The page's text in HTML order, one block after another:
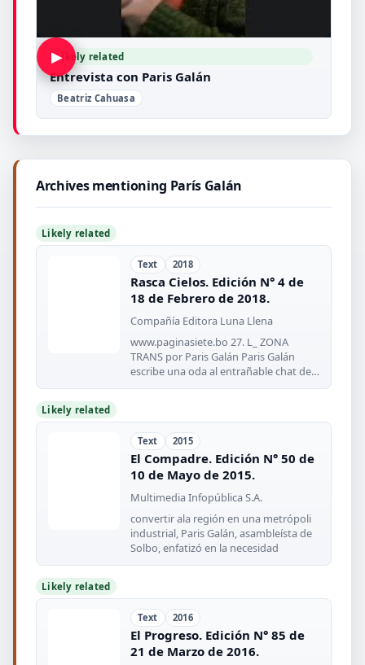
▶Likely related
Entrevista con Paris Galán
Beatriz Cahuasa
Archives mentioning París Galán
Likely related
Text 2018
Rasca Cielos. Edición N° 4 de
18 de Febrero de 2018.
Compañía Editora Luna Llena
www.paginasiete.bo 27. L_ ZONA
TRANS por Paris Galán Paris Galán
escribe una oda al entrañable chat de
los
Likely related
Text 2015
El Compadre. Edición N° 50 de
10 de Mayo de 2015.
Multimedia Infopública S.A.
convertir ala región en una metrópoli
industrial, Paris Galán, asambleísta de
Solbo, enfatizó en la necesidad
Likely related
Text 2016
El Progreso. Edición N° 85 de
21 de Marzo de 2016.